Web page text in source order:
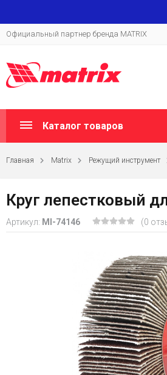
Официальный партнер бренда MATRIX
Каталог товаров
Главная Matrix Режущий инструмент
Круг лепестковый
Артикул: MI-74146 (0